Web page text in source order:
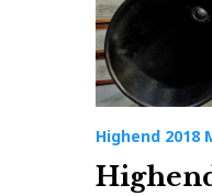
Highend 2018